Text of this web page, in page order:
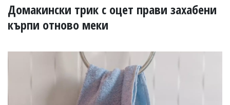
УКРАЙНА
СПОРТ
РАЗСЛЕДВАНЕ
Домакински трик с оцет прави захабени
кърпи отново меки